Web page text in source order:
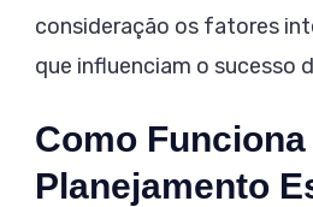
consideração os fatores
que influenciam o sucesso
Como Funciona
Planejamento